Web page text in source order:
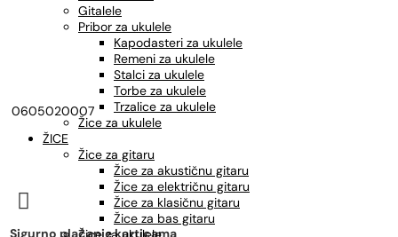
Gitalele
Pribor za ukulele
Kapodasteri za ukulele
Remeni za ukulele
Stalci za ukulele
Torbe za ukulele
Trzalice za ukulele
Žice za ukulele
ŽICE
Žice za gitaru
Žice za akustičnu gitaru
Žice za električnu gitaru
Žice za klasičnu gitaru
Žice za bas gitaru
0605020007

Sigurno plaćanje karticama